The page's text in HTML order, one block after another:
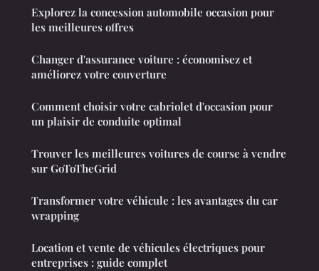
Explorez la concession automobile occasion pour
les meilleures offres
Changer d'assurance voiture : économisez et
améliorez votre couverture
Comment choisir votre cabriolet d'occasion pour
un plaisir de conduite optimal
Trouver les meilleures voitures de course à vendre
sur GoToTheGrid
Transformer votre véhicule : les avantages du car
wrapping
Location et vente de véhicules électriques pour
entreprises : guide complet